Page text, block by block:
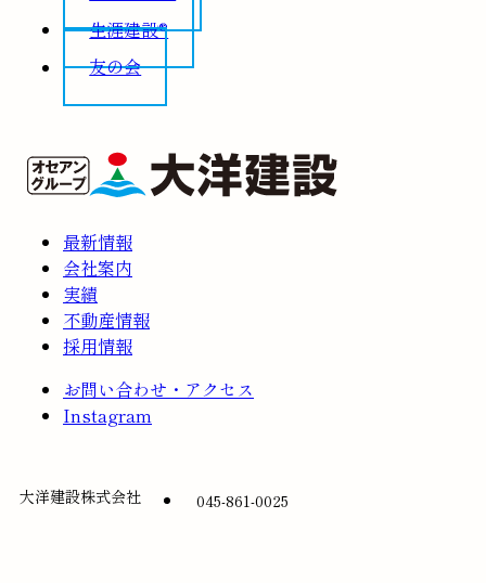
生涯建設®
友の会
最新情報
会社案内
実績
不動産情報
採用情報
お問い合わせ・アクセス
Instagram
大洋建設株式会社 045-861-0025